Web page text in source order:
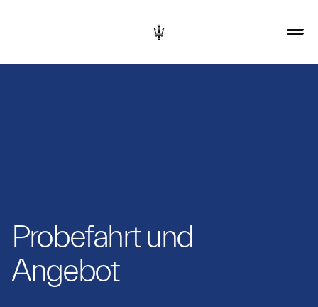
Probefahrt und
Angebot